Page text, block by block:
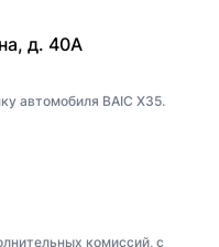
д. 40А
автомобиля BAIC X35.
комиссий, с